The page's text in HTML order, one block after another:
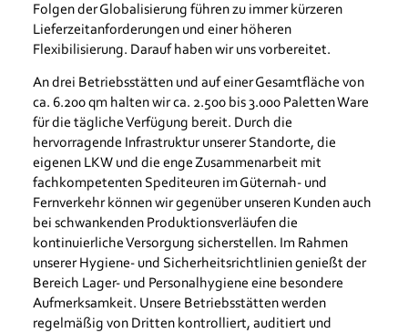
Folgen der Globalisierung führen zu immer kürzeren
Lieferzeitanforderungen und einer höheren
Flexibilisierung. Darauf haben wir uns vorbereitet.
An drei Betriebsstätten und auf einer Gesamtfläche von
ca. 6.200 qm halten wir ca. 2.500 bis 3.000 Paletten Ware
für die tägliche Verfügung bereit. Durch die
hervorragende Infrastruktur unserer Standorte, die
eigenen LKW und die enge Zusammenarbeit mit
fachkompetenten Spediteuren im Güternah- und
Fernverkehr können wir gegenüber unseren Kunden auch
bei schwankenden Produktionsverläufen die
kontinuierliche Versorgung sicherstellen. Im Rahmen
unserer Hygiene- und Sicherheitsrichtlinien genießt der
Bereich Lager- und Personalhygiene eine besondere
Aufmerksamkeit. Unsere Betriebsstätten werden
regelmäßig von Dritten kontrolliert, auditiert und